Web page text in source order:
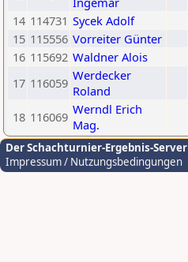
14 114731 Sycek Adolf
15 115556 Vorreiter Günter
16 115692 Waldner Alois
17 116059 Werdecker
Roland
18 116069 Werndl Erich
Mag.
Der Schachturnier-Ergebnis-Server
Impressum / Nutzungsbedingungen